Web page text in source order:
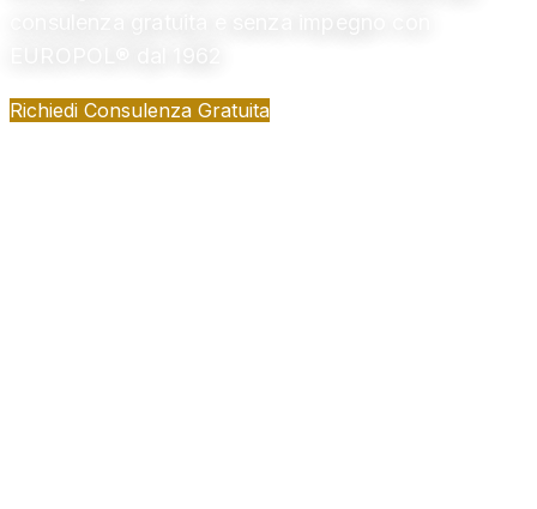
Richiedi Consulenza Gratuita